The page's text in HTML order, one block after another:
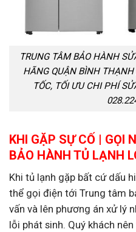
TRUNG TÂM BẢO HÀNH
HÃNG QUẬN BÌNH
TỐC, TỐI ƯU CHI PHÍ
KHI GẶP SỰ CỐ | GỌI
BẢO HÀNH TỦ LẠNH
Khi tủ lạnh gặp bất cứ dấu
thể gọi điện tới Trung tâm
vấn và lên phương án xử lý
lỗi phát sinh. Quý khách